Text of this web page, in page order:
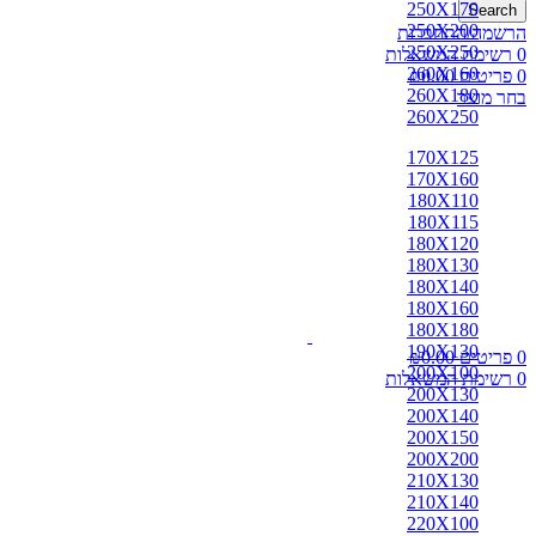
Search
הרשמה/התחברות
0 רשימת המשאלות
0 פריטים ₪0.00
בחר מוצר
0 פריטים ₪0.00
0 רשימת המשאלות
250X170
250X200
250X250
260X160
260X180
260X250
170X125
170X160
180X110
180X115
180X120
180X130
180X140
180X160
180X180
190X130
200X100
200X130
200X140
200X150
200X200
210X130
210X140
220X100